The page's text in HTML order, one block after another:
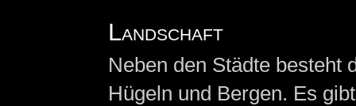
Landschaft
Neben den Städte besteht
Hügeln und Bergen. Es